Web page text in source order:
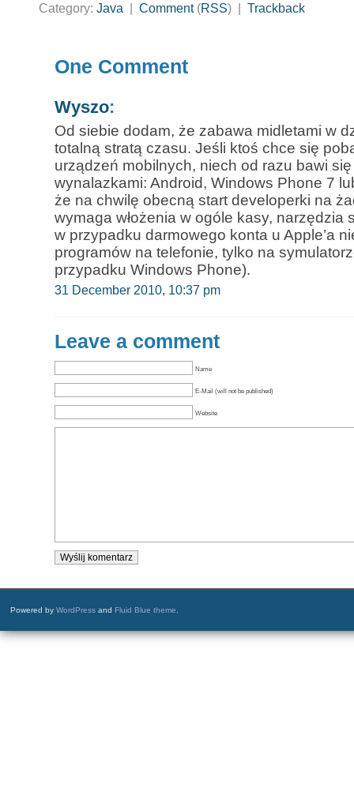
Category: Java Comment(RSS) | Trackback
One Comment
Wyszo:
Od siebie dodam, że zabawa midletami w
totalną stratą czasu. Jeśli ktoś chce się
urządzeń mobilnych, niech od razu bawi
wynalazkami: Android, Windows Phone 7
że na chwilę obecną start developerki na
wymaga włożenia w ogóle kasy, narzędzia
w przypadku darmowego konta u Apple’a
programów na telefonie, tylko na
przypadku Windows Phone).
31 December 2010, 10:37 pm
Leave a comment
Name
E-Mail (will not be published)
Website
Powered by WordPress and Fluid Blue theme